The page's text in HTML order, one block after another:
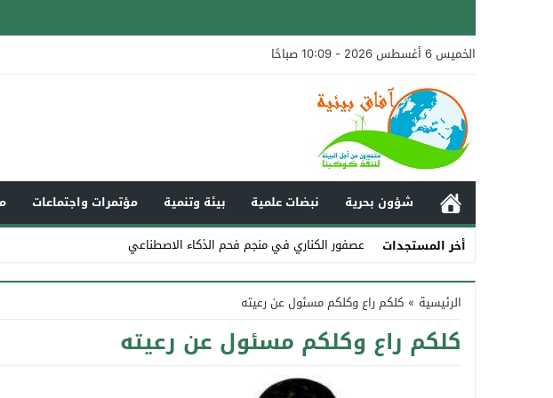
الخميس 6 أغسطس 2026 - 10:09 صباحًا
شؤون بحرية نبضات علمية بيئة وتنمية مؤتمرات واجتماعات
أخر المستجدات
عصفور الكناري في منجم فحم الذكاء الاصطناعي
Stop
Previous
Next
الرئيسية » كلكم راع وكلكم مسئول عن رعيته
كلكم راع وكلكم مسئول عن رعيته